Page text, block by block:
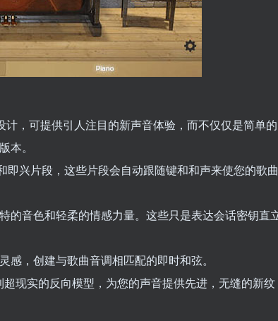
，可提供引人注目的新声音体验，而不仅仅是简单的
本。
兴片段，这些片段会自动跟随键和和声来使您的歌曲
的音色和轻柔的情感力量。这些只是表达会话密钥直
，创建与歌曲音调相匹配的即时和弦。
现实的反向模型，为您的声音提供先进，无缝的新纹